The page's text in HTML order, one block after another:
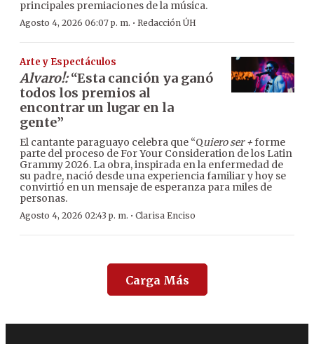
principales premiaciones de la música.
Agosto 4, 2026 06:07 p. m. · Redacción ÚH
Arte y Espectáculos
Alvaro!:“Esta canción ya ganó
todos los premios al
encontrar un lugar en la
gente”
El cantante paraguayo celebra que “Quiero ser +forme
parte del proceso de For Your Consideration de los Latin
Grammy 2026. La obra, inspirada en la enfermedad de
su padre, nació desde una experiencia familiar y hoy se
convirtió en un mensaje de esperanza para miles de
personas.
Agosto 4, 2026 02:43 p. m. · Clarisa Enciso
Carga Más